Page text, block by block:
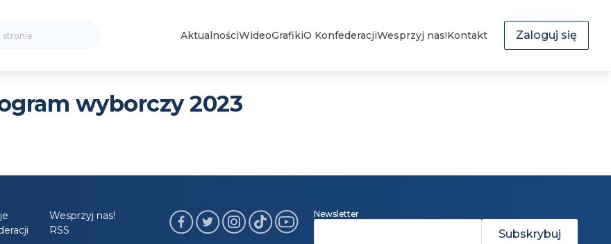
for:
AktualnościWideoGrafikiO KonfederacjiWesprzyj nas!Kontakt Zaloguj się
wyborczy 2023
Wesprzyj nas!
RSS
Newsletter